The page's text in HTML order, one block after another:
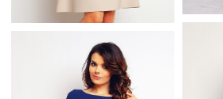
SUKIENKA TRAPEZ
BEŻOWA KRÓTKI